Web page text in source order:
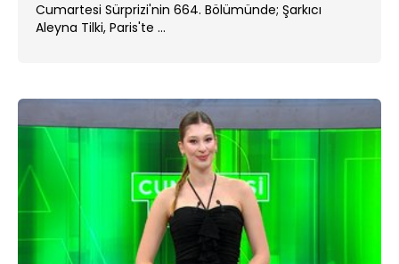
Cumartesi Sürprizi'nin 664. Bölümünde; Şarkıcı
Aleyna Tilki, Paris'te ...